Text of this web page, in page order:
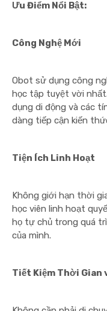
Ưu Điểm Nổi Bật:
Công Nghệ Mới
Obot sử dụng công
học tập tuyệt vời
dụng di động và các
dàng tiếp cận kiến
Tiện Ích Linh Hoạt
Không giới hạn thời
học viên linh hoạt
họ tự chủ trong quá
của mình.
Tiết Kiệm Thời Gian